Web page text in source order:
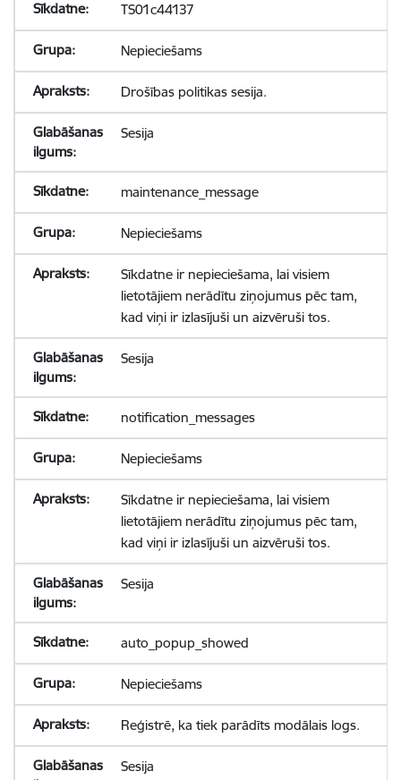
TS01c44137
Nepieciešams
Drošības politikas sesija.
Sesija
maintenance_message
Nepieciešams
Sīkdatne ir nepieciešama, lai visiem
lietotājiem nerādītu ziņojumus pēc tam,
kad viņi ir izlasījuši un aizvēruši tos.
Sesija
notification_messages
Nepieciešams
Sīkdatne ir nepieciešama, lai visiem
lietotājiem nerādītu ziņojumus pēc tam,
kad viņi ir izlasījuši un aizvēruši tos.
Sesija
auto_popup_showed
Nepieciešams
Reģistrē, ka tiek parādīts modālais logs.
Sesija